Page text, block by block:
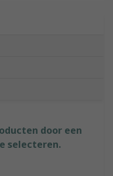
door een
selecteren.